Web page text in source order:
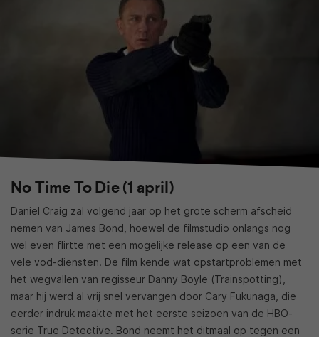
No Time To Die (1 april)
Daniel Craig zal volgend jaar op het grote scherm afscheid
nemen van James Bond, hoewel de filmstudio onlangs nog
wel even flirtte met een mogelijke release op een van de
vele vod-diensten. De film kende wat opstartproblemen met
het wegvallen van regisseur Danny Boyle (Trainspotting),
maar hij werd al vrij snel vervangen door Cary Fukunaga, die
eerder indruk maakte met het eerste seizoen van de HBO-
serie True Detective. Bond neemt het ditmaal op tegen een